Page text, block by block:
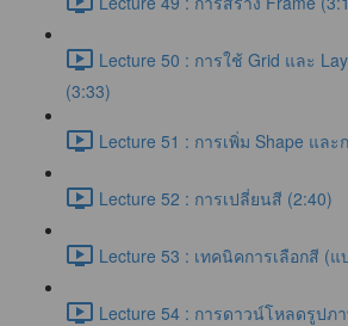
Lecture 50 : การใช้ Grid และ
(3:33)
Lecture 51 : การเพิ่ม Shape แล
Lecture 52 : การเปลี่ยนสี (2:40)
Lecture 53 : เทคนิคการเลือกสี (แ
Lecture 54 : การดาวน์โหลดรูปภ